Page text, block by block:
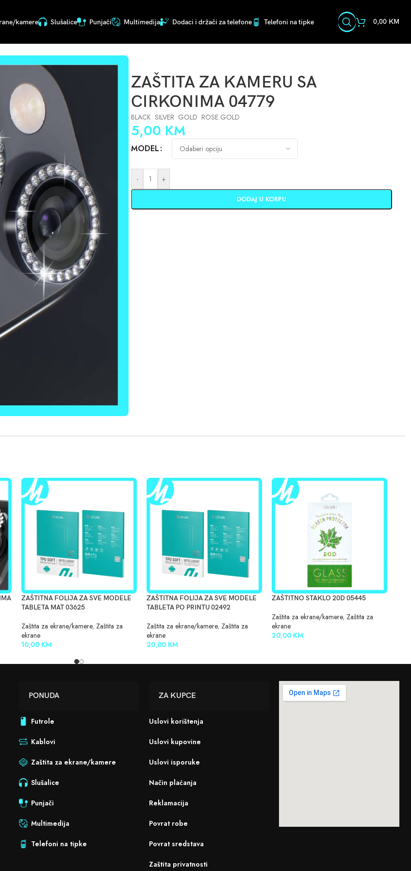
kamere Slušalice Punjači Multimedija Dodaci i držači za telefone Telefoni na tipke 0,00 KM
ZAŠTITA ZA KAMERU SA
CIRKONIMA 04779
BLACK SILVER GOLD ROSE GOLD
5,00 KM
MODEL
- +
DODAJ U KORPU
ZAŠTITNA FOLIJA ZA SVE MODELE
TABLETA MAT 03625
Zaštita za ekrane/kamere, Zaštita za
ekrane
10,00 KM
ZAŠTITNA FOLIJA ZA SVE MODELE
TABLETA PO PRINTU 02492
Zaštita za ekrane/kamere, Zaštita za
ekrane
20,00 KM
ZAŠTITNO STAKLO 20D 05445
Zaštita za ekrane/kamere, Zaštita za
ekrane
20,00 KM
PONUDA
Futrole
Kablovi
Zaštita za ekrane/kamere
Slušalice
Punjači
Multimedija
Telefoni na tipke
ZA KUPCE
Uslovi korištenja
Uslovi kupovine
Uslovi isporuke
Način plaćanja
Reklamacija
Povrat robe
Povrat sredstava
Zaštita privatnosti